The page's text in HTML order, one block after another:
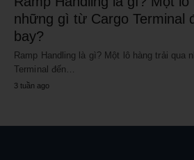
những gì từ Cargo Terminal
bay?
Ramp Handling là gì? Một lô hàng trải qua
Terminal đến…
3 tuần ago